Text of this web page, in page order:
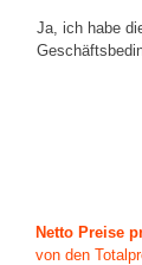
Ja, ich habe
Netto Preise
von den